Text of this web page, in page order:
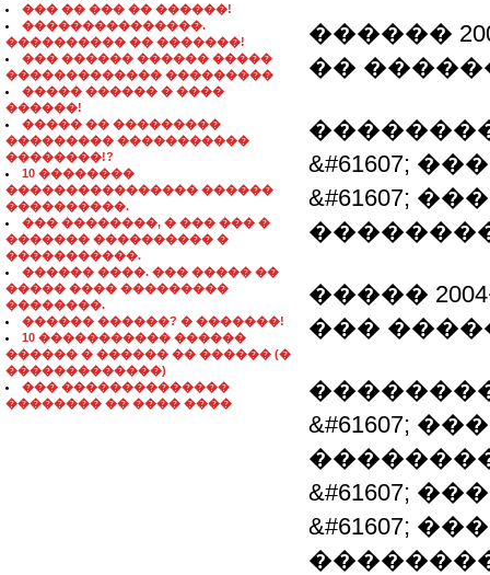
��� �� ��� �� ������!
���������������.
���������� �� �������!
��� ������ ������ �����
������������� ���������
����� ������ � ����
������!
����� �� ���������
��������� �����������
��������!?
10 ��������
���������������� ������
����������.
��� ��������, � ��� ��� �
������� ���������� �
�����������.
������ ����. ��� ����� ��
����� ���� ���������
��������.
������ ������? � �������!
10 ����������� ������
������ � ������ �� ������ (�
�������������)
��� ��������������
�������� �� ���� ����
������
��
&#61607;
&#61607;
�����
���
&#61607;
&#61607;
&#61607;